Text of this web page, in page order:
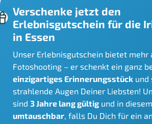
Verschenke jetzt den
Erlebnisgutschein für die
in Essen
Unser Erlebnisgutschein bietet mehr
Fotoshooting – er schenkt ein ganz
einzigartiges Erinnerungsstück und
strahlende Augen Deiner Liebsten!
sind3 Jahre lang gültig und in
umtauschbar, falls Du Dich für ein